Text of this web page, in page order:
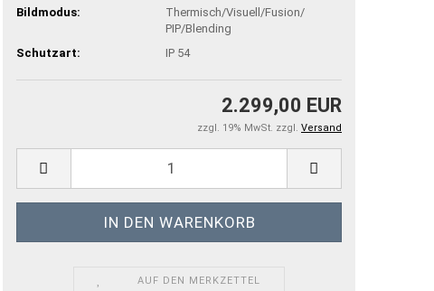
Bildmodus:
Thermisch/Visuell/Fusion/
PIP/Blending
Schutzart:
IP 54
2.299,00 EUR
zzgl. 19% MwSt. zzgl. Versand
AUF DEN MERKZETTEL